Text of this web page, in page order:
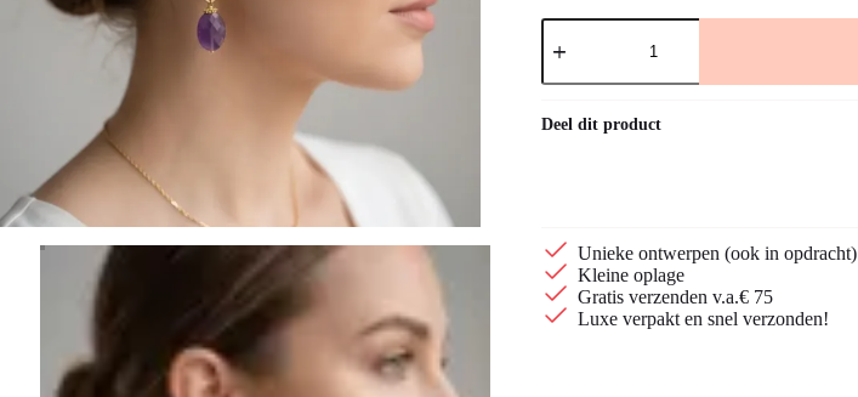
Amethist
oorbellen
verguld
aantal
Deel dit product
Unieke ontwerpen (ook in opdracht)
Kleine oplage
Gratis verzenden v.a.€ 75
Luxe verpakt en snel verzonden!